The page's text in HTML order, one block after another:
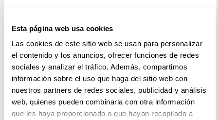
Esta página web usa cookies
Las cookies de este sitio web se usan para personalizar
el contenido y los anuncios, ofrecer funciones de redes
sociales y analizar el tráfico. Además, compartimos
información sobre el uso que haga del sitio web con
nuestros partners de redes sociales, publicidad y análisis
web, quienes pueden combinarla con otra información
que les haya proporcionado o que hayan recopilado a